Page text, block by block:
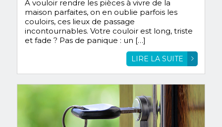
À vouloir rendre les pièces à vivre de la
maison parfaites, on en oublie parfois les
couloirs, ces lieux de passage
incontournables. Votre couloir est long, triste
et fade ? Pas de panique : un […]
LIRE LA SUITE